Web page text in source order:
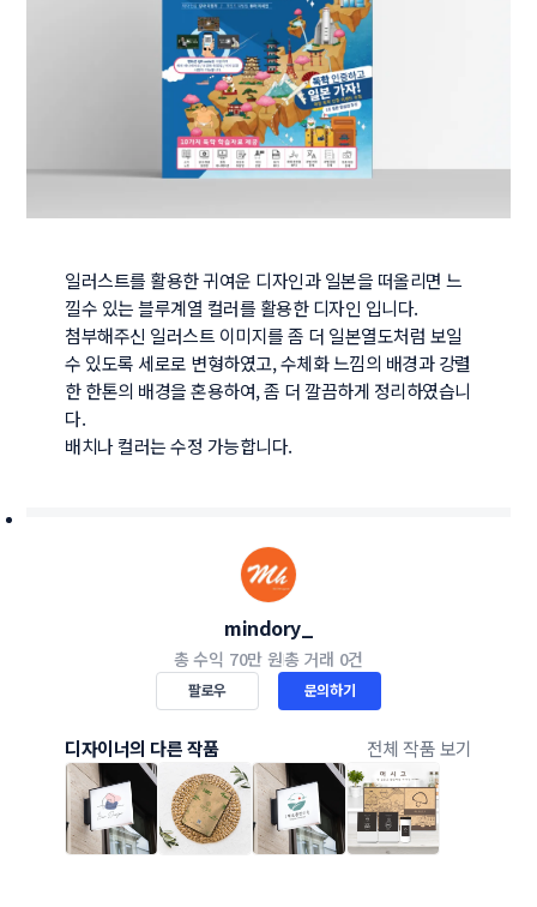
일러스트를 활용한 귀여운 디자인과 일본을 떠올리면 느
낄수 있는 블루계열 컬러를 활용한 디자인 입니다.
첨부해주신 일러스트 이미지를 좀 더 일본열도처럼 보일
수 있도록 세로로 변형하였고, 수체화 느낌의 배경과 강렬
한 한톤의 배경을 혼용하여, 좀 더 깔끔하게 정리하였습니
다.
배치나 컬러는 수정 가능합니다.
mindory_
총 수익 70만 원총 거래 0건
팔로우 문의하기
디자이너의 다른 작품 전체 작품 보기